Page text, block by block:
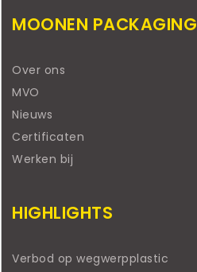
MOONEN PACKAGING
Over ons
MVO
Nieuws
Certificaten
Werken bij
HIGHLIGHTS
Verbod op wegwerpplastic